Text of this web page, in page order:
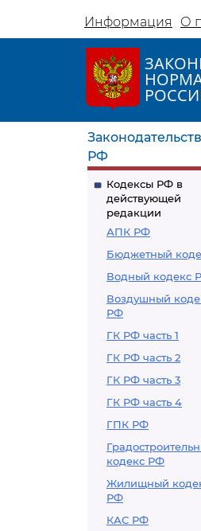
Информация О
РФ
Кодексы РФ в
действующей
редакции
АПК РФ
Бюджетный
Водный кодекс
Воздушный
РФ
ГК РФ часть 1
ГК РФ часть 2
ГК РФ часть 3
ГК РФ часть 4
ГПК РФ
кодекс РФ
Жилищный
РФ
КАС РФ